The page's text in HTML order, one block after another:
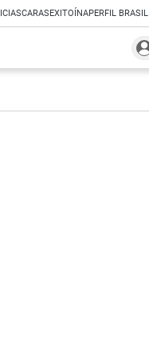
CARASEXITOÍNAPERFIL BRASIL